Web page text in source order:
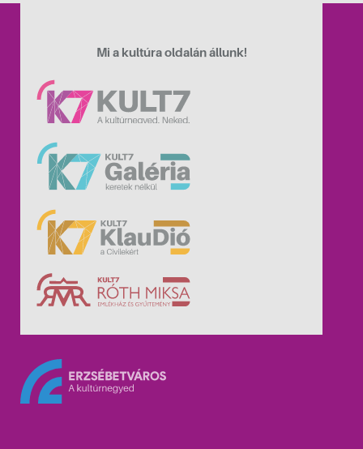
Mi a kultúra oldalán állunk!